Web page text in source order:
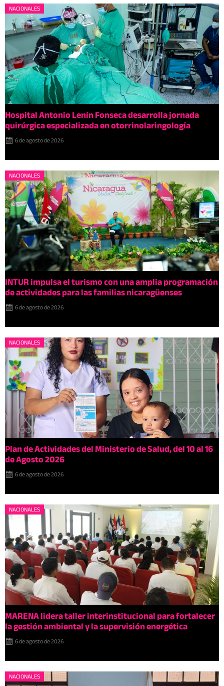
NACIONALES
Hospital Antonio Lenín Fonseca desarrolla jornada
quirúrgica especializada en otorrinolaringología
6 de agosto de 2026
NACIONALES
INTUR impulsa el turismo con una amplia programación
de actividades para las familias nicaragüenses
6 de agosto de 2026
NACIONALES
Plan de Actividades del Ministerio de Salud, del 10 al 16
de Agosto 2026
6 de agosto de 2026
NACIONALES
MARENA lidera taller interinstitucional para fortalecer
la gestión ambiental y la supervisión energética
6 de agosto de 2026
NACIONALES